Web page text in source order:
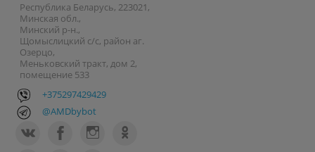
Республика Беларусь, 223021,
Минская обл.,
Минский р-н.,
Щомыслицкий с/с, район аг.
Озерцо,
Меньковский тракт, дом 2,
помещение 533
+375297429429
@AMDbybot